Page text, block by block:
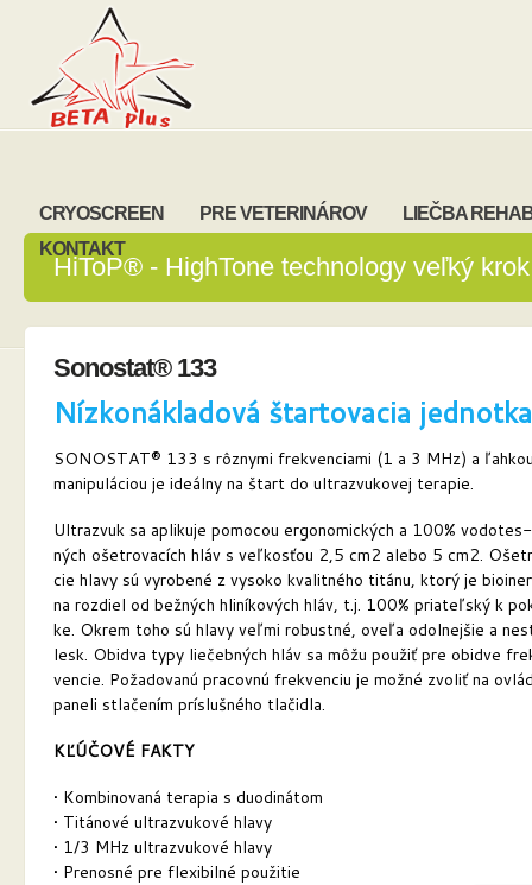
CRYOSCREEN PRE VETERINÁROV
LIEČBA
KONTAKT
HiToP® - HighTone technology veľký
Sonostat® 133
Nízkonákladová štartovacia
SONOSTAT® 133 s rôznymi frekvenciami (1 a 3 MHz) a
manipuláciou je ideálny na štart do ultrazvukovej terapie.
Ultrazvuk sa aplikuje pomocou ergonomických a 100% vodotes-
ných ošetrovacích hláv s veľkosťou 2,5 cm2 alebo 5 cm2.
cie hlavy sú vyrobené z vysoko kvalitného titánu, ktorý je
na rozdiel od bežných hliníkových hláv, t.j. 100% priateľský k
ke. Okrem toho sú hlavy veľmi robustné, oveľa odolnejšie a
lesk. Obidva typy liečebných hláv sa môžu použiť pre obidve
vencie. Požadovanú pracovnú frekvenciu je možné zvoliť na
paneli stlačením príslušného tlačidla.
KĽÚČOVÉ FAKTY
• Kombinovaná terapia s duodinátom
• Titánové ultrazvukové hlavy
• 1/3 MHz ultrazvukové hlavy
• Prenosné pre flexibilné použitie